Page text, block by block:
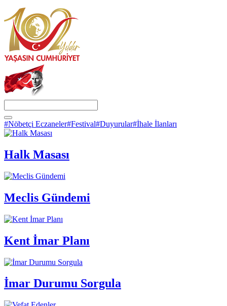
#Nöbetçi Eczaneler#Festival#Duyurular#İhale İlanları
Halk Masası
Meclis Gündemi
Kent İmar Planı
İmar Durumu Sorgula